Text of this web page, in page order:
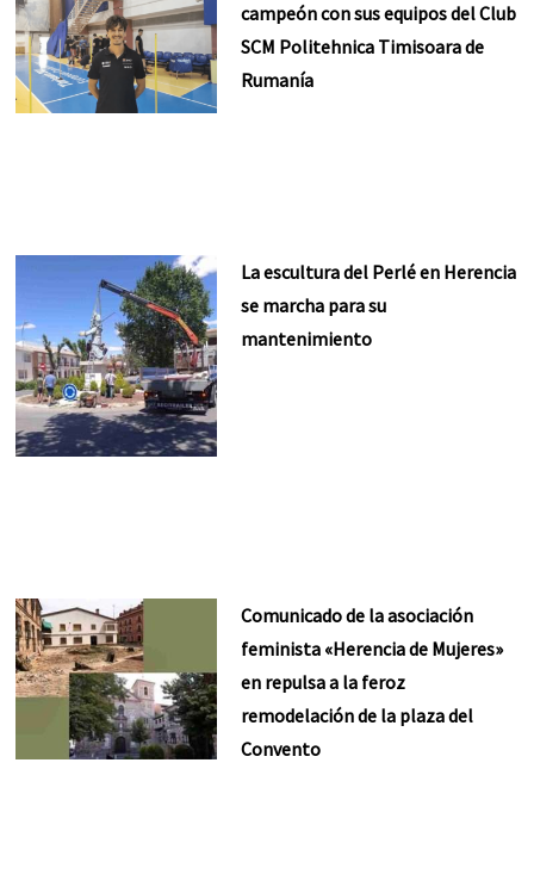
campeón con sus equipos del Club
SCM Politehnica Timisoara de
Rumanía
La escultura del Perlé en Herencia
se marcha para su
mantenimiento
Comunicado de la asociación
feminista «Herencia de Mujeres»
en repulsa a la feroz
remodelación de la plaza del
Convento